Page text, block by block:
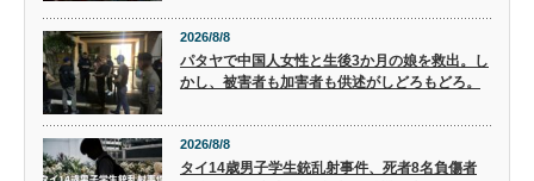
2026/8/8
パタヤで中国人女性と生後3か月の娘を救出。し
かし、被害者も加害者も供述がしどろもどろ。
2026/8/8
タイ14歳男子学生銃乱射事件、死者8名負傷者